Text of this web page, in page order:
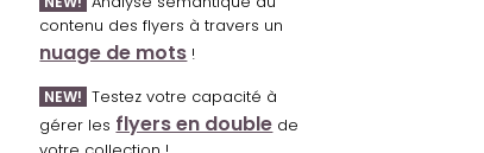
contenu des flyers à travers un
nuage de mots !
NEW! Testez votre capacité à
gérer les flyers en double de